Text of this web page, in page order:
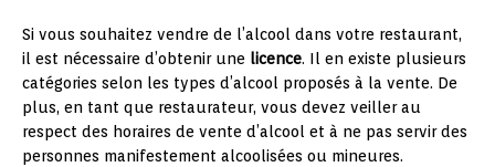
Si vous souhaitez vendre de l’alcool dans votre restaurant,
il est nécessaire d’obtenir une licence. Il en existe plusieurs
catégories selon les types d’alcool proposés à la vente. De
plus, en tant que restaurateur, vous devez veiller au
respect des horaires de vente d’alcool et à ne pas servir des
personnes manifestement alcoolisées ou mineures.